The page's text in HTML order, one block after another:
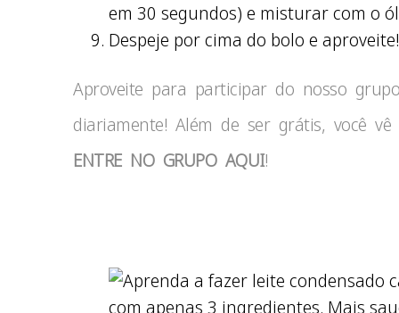
em 30 segundos) e misturar com o
Despeje por cima do bolo e aproveite!
Aproveite para participar do nosso
diariamente! Além de ser grátis, você
ENTRE NO GRUPO AQUI!